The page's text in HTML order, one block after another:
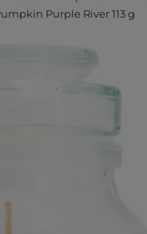
Purple River 113 g